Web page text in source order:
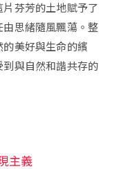
芬芳的土地賦予了
思緒隨風飄蕩。整
美好與生命的繽
與自然和諧共存的
主義